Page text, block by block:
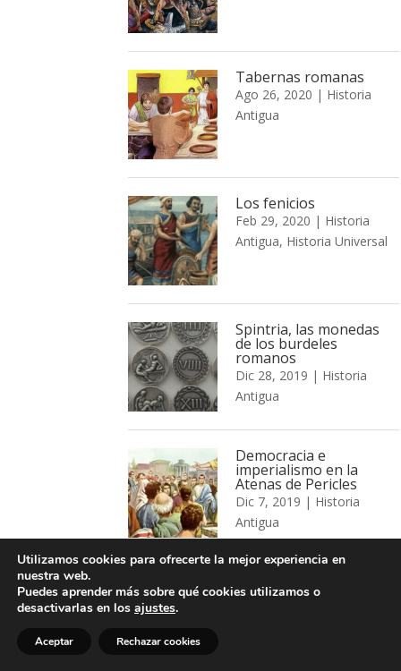
Tabernas romanas
Ago 26, 2020 | Historia
Antigua
Los fenicios
Feb 29, 2020 | Historia
Antigua, Historia Universal
Spintria, las monedas
de los burdeles
romanos
Dic 28, 2019 | Historia
Antigua
Democracia e
imperialismo en la
Atenas de Pericles
Dic 7, 2019 | Historia
Antigua
Nov 23, 2019|
Utilizamos cookies para ofrecerte la mejor experiencia en
nuestra web.
Puedes aprender más sobre qué cookies utilizamos o
desactivarlas en los ajustes.
Aceptar Rechazar cookies